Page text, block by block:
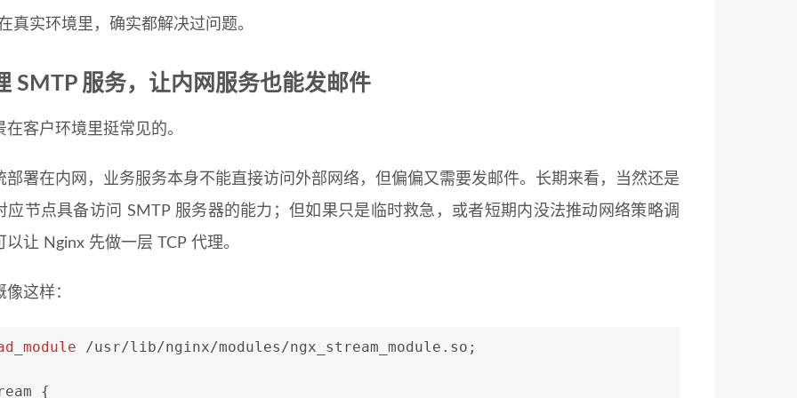
真实环境里，确实都解决过问题。
SMTP 服务，让内网服务也能发邮件
在客户环境里挺常见的。
部署在内网，业务服务本身不能直接访问外部网络，但偏偏又需要发邮件。长期来看，当然还是
应节点具备访问 SMTP 服务器的能力；但如果只是临时救急，或者短期内没法推动网络策略调
以让 Nginx 先做一层 TCP 代理。
这样：
/usr/lib/nginx/modules/ngx_stream_module.so;
{